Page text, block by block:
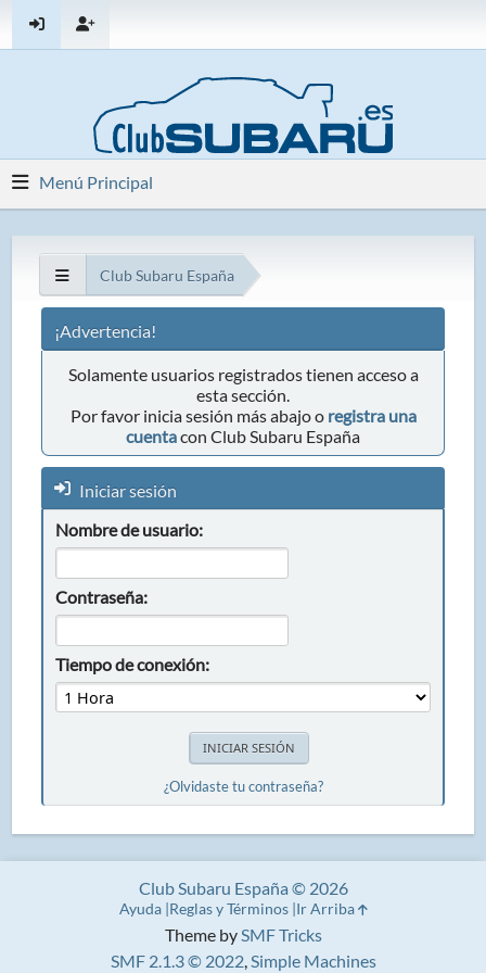
Menú Principal
Club Subaru España
¡Advertencia!
Solamente usuarios registrados tienen acceso a
esta sección.
Por favor inicia sesión más abajo o registra una
cuentacon Club Subaru España
Iniciar sesión
Nombre de usuario:
Contraseña:
Tiempo de conexión:
¿Olvidaste tu contraseña?
Theme bySMF Tricks
SMF 2.1.3 © 2022,Simple Machines
Club Subaru España © 2026
Ayuda Reglas y Términos Ir Arriba